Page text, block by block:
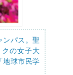
ンパス。聖
の女子大
地球市民学